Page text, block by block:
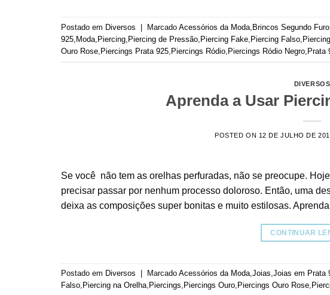
Postado em Diversos | Marcado Acessórios da Moda Brincos Segundo Furo
925 Moda Piercing Piercing de Pressão Piercing Fake Piercing Falso
Ouro Rose Piercings Prata 925 Piercings Ródio Piercings Ródio Negro Prata
DIVERSOS
Aprenda a Usar
POSTED ON 12 DE JULHO DE
Se você não tem as orelhas perfuradas, não se preocupe.
precisar passar por nenhum processo doloroso. Então, uma
deixa as composições super bonitas e muito estilosas.
CONTINUAR
Postado em Diversos Marcado Acessórios da Moda,Joias,Joias em Prata
Falso, Piercing na Orelha, Piercings, Piercings Ouro, Piercings Ouro Rose,